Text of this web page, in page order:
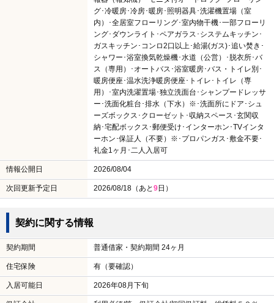
グ･冷暖房･冷房･暖房･照明器具･洗濯機置場（室
内）･全居室フローリング･室内物干機･一部フローリ
ング･ダウンライト･ペアガラス･システムキッチン･
ガスキッチン･コンロ2口以上･給湯(ガス)･追い焚き･
シャワー･浴室換気乾燥機･水道（公営）･脱衣所･バ
ス（専用）･オートバス･浴室暖房･バス・トイレ別･
暖房便座･温水洗浄暖房便座･トイレ･トイレ（専
用）･室内洗濯置場･独立洗面台･シャンプードレッサ
ー･洗面化粧台･排水（下水）※･洗面所にドア･シュ
ーズボックス･クローゼット･収納スペース･玄関収
納･宅配ボックス･郵便受け･インターホン･TVインタ
ーホン･保証人（不要）※･プロパンガス･敷金不要･
礼金1ヶ月･二人入居可
情報公開日 2026/08/04
次回更新予定日 2026/08/18（あと9日）
契約に関する情報
契約期間 普通借家・契約期間 24ヶ月
住宅保険 有（要確認）
入居可能日 2026年08月下旬